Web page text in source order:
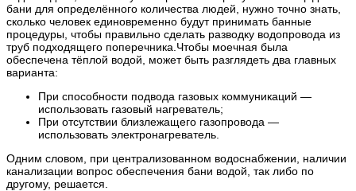
бани для определённого количества людей, нужно точно знать,
сколько человек единовременно будут принимать банные
процедуры, чтобы правильно сделать разводку водопровода из
труб подходящего поперечника.Чтобы моечная была
обеспечена тёплой водой, может быть разглядеть два главных
варианта:
При способности подвода газовых коммуникаций —
использовать газовый нагреватель;
При отсутствии близлежащего газопровода —
использовать электронагреватель.
Одним словом, при централизованном водоснабжении, наличии
канализации вопрос обеспечения бани водой, так либо по
другому, решается.